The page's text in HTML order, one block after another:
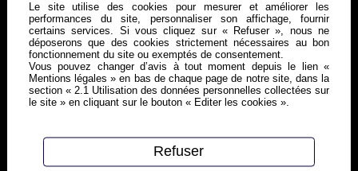
Le site utilise des cookies pour mesurer et améliorer les
performances du site, personnaliser son affichage, fournir
certains services. Si vous cliquez sur « Refuser », nous ne
déposerons que des cookies strictement nécessaires au bon
fonctionnement du site ou exemptés de consentement.
Vous pouvez changer d’avis à tout moment depuis le lien «
Mentions légales » en bas de chaque page de notre site, dans la
section « 2.1 Utilisation des données personnelles collectées sur
le site » en cliquant sur le bouton « Editer les cookies ».
Refuser